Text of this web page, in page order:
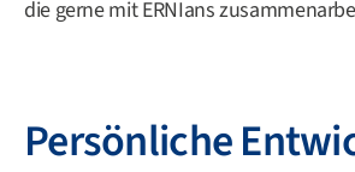
die gerne mit ERNIans
Persönliche